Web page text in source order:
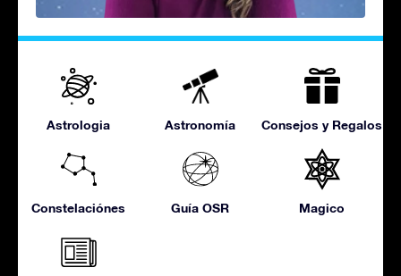
Astrologia Astronomía Consejos y Regalos
Constelaciónes Guía OSR Magico